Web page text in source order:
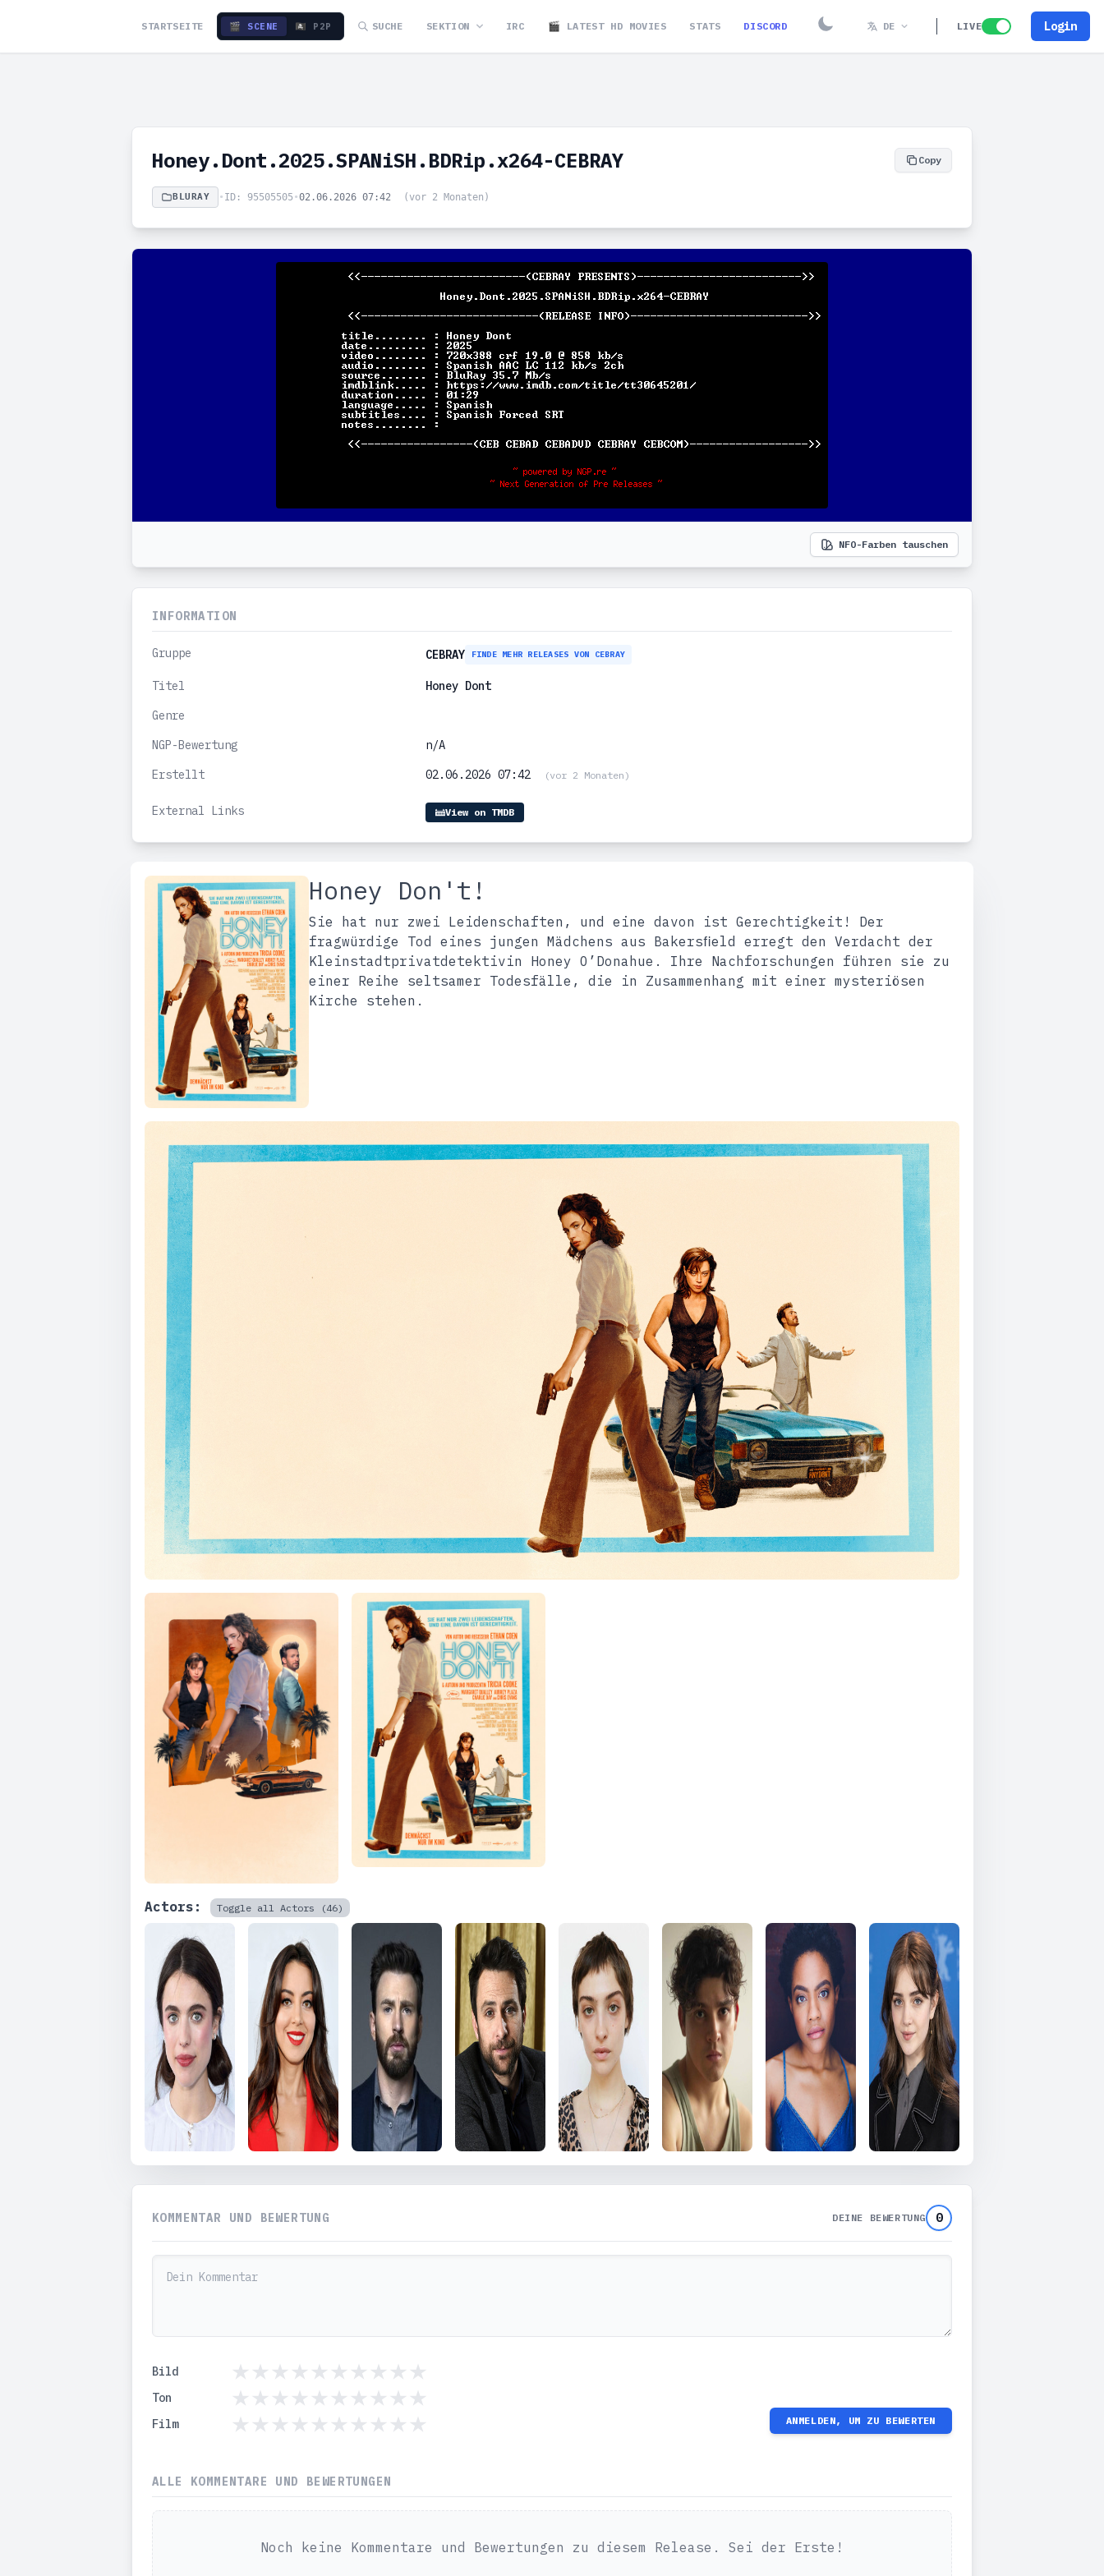
STARTSEITE 🎬 SCENE 🏴‍☠️ P2P SUCHE SEKTION IRC 🎬 LATEST HD MOVIES STATS DISCORD DE LIVE Login
Honey.Dont.2025.SPANiSH.BDRip.x264-CEBRAY Copy
BLURAY • ID: 95505505 •02.06.2026 07:42 (vor 2 Monaten)
NFO-Farben tauschen
INFORMATION
Gruppe CEBRAY FINDE MEHR RELEASES VON CEBRAY
Titel
Honey Dont
Genre
NGP-Bewertung
n/A
Erstellt
02.06.2026 07:42 (vor 2 Monaten)
External Links View on TMDB
Honey Don't!
Sie hat nur zwei Leidenschaften, und eine davon ist Gerechtigkeit! Der
fragwürdige Tod eines jungen Mädchens aus Bakersﬁeld erregt den Verdacht der
Kleinstadtprivatdetektivin Honey O’Donahue. Ihre Nachforschungen führen sie zu
einer Reihe seltsamer Todesfälle, die in Zusammenhang mit einer mysteriösen
Kirche stehen.
Actors: Toggle all Actors (46)
KOMMENTAR UND BEWERTUNG DEINE BEWERTUNG 0
Bild
Ton
Film
ANMELDEN, UM ZU BEWERTEN
ALLE KOMMENTARE UND BEWERTUNGEN
Noch keine Kommentare und Bewertungen zu diesem Release. Sei der Erste!